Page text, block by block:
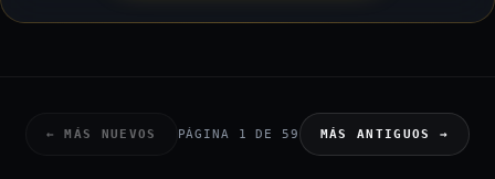
← MÁS NUEVOS PÁGINA 1 DE 59 MÁS ANTIGUOS →